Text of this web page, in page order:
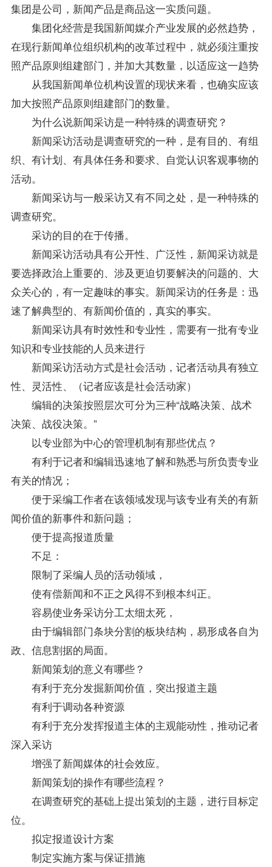
集团是公司，新闻产品是商品这一实质问题。
集团化经营是我国新闻媒介产业发展的必然趋势，
在现行新闻单位组织机构的改革过程中，就必须注重按
照产品原则组建部门，并加大其数量，以适应这一趋势
从我国新闻单位机构设置的现状来看，也确实应该
加大按照产品原则组建部门的数量。
为什么说新闻采访是一种特殊的调查研究？
新闻采访活动是调查研究的一种，是有目的、有组
织、有计划、有具体任务和要求、自觉认识客观事物的
活动。
新闻采访与一般采访又有不同之处，是一种特殊的
调查研究。
采访的目的在于传播。
新闻采访活动具有公开性、广泛性，新闻采访就是
要选择政治上重要的、涉及更迫切要解决的问题的、大
众关心的，有一定趣味的事实。新闻采访的任务是：迅
速了解典型的、有新闻价值的，真实的事实。
新闻采访具有时效性和专业性，需要有一批有专业
知识和专业技能的人员来进行
新闻采访活动方式是社会活动，记者活动具有独立
性、灵活性、（记者应该是社会活动家）
编辑的决策按照层次可分为三种“战略决策、战术
决策、战役决策。”
以专业部为中心的管理机制有那些优点？
有利于记者和编辑迅速地了解和熟悉与所负责专业
有关的情况；
便于采编工作者在该领域发现与该专业有关的有新
闻价值的新事件和新问题；
便于提高报道质量
不足：
限制了采编人员的活动领域，
使有偿新闻和不正之风得不到根本纠正。
容易使业务采访分工太细太死，
由于编辑部门条块分割的板块结构，易形成各自为
政、信息割据的局面。
新闻策划的意义有哪些？
有利于充分发掘新闻价值，突出报道主题
有利于调动各种资源
有利于充分发挥报道主体的主观能动性，推动记者
深入采访
增强了新闻媒体的社会效应。
新闻策划的操作有哪些流程？
在调查研究的基础上提出策划的主题，进行目标定
位。
拟定报道设计方案
制定实施方案与保证措施